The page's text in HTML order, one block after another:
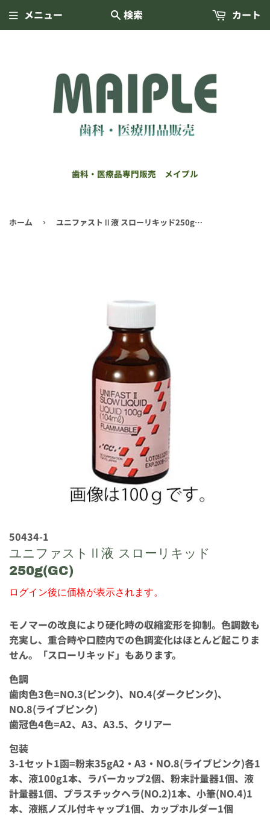
歯科・医療品専門販売 メイプル
メニュー 検索 カート
ホーム › ユニファストⅡ液 スローリキッド250g(GC)
50434-1
ユニファストⅡ液 スローリキッド
250g(GC)
ログイン後に価格が表示されます。
モノマーの改良により硬化時の収縮変形を抑制。色調数も
充実し、重合時や口腔内での色調変化はほとんど起こりま
せん。「スローリキッド」もあります。
色調
歯肉色3色=NO.3(ピンク)、NO.4(ダークピンク)、
NO.8(ライブピンク)
歯冠色4色=A2、A3、A3.5、クリアー
包装
3-1セット1函=粉末35gA2・A3・NO.8(ライブピンク)各1
本、液100g1本、ラバーカップ2個、粉末計量器1個、液
計量器1個、プラスチックヘラ(NO.2)1本、小筆(NO.4)1
本、液瓶ノズル付キャップ1個、カップホルダー1個